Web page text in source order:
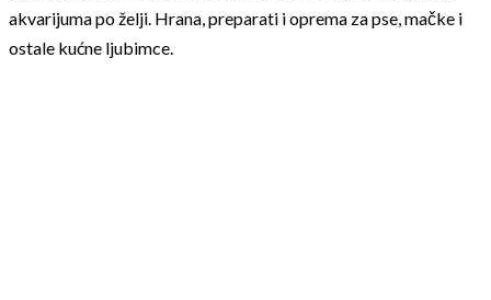
akvarijuma po želji. Hrana, preparati i oprema za pse, mačke i
ostale kućne ljubimce.